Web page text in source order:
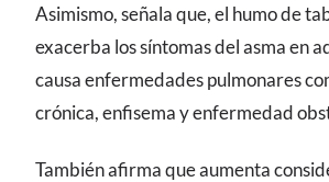
Asimismo, señala que, el humo de
exacerba los síntomas del asma en
causa enfermedades pulmonares
crónica, enfisema y enfermedad
También afirma que aumenta